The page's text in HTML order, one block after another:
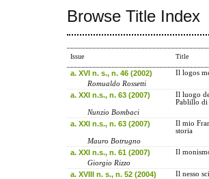
Browse Title Index
Issue Title
a. XVI n. s., n. 46 (2002)
Il logos
Romualdo Rossetti
a. XXI n.s., n. 63 (2007)
Il luogo
Pablillo di
Nunzio Bombaci
a. XXI n.s., n. 63 (2007)
Il mio
storia
Mauro Botrugno
a. XXI n.s., n. 61 (2007)
Il
Giorgio Rizzo
a. XVIII n. s., n. 52 (2004)
Il nesso